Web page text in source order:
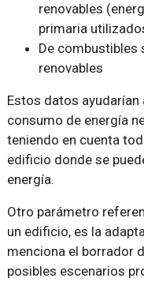
renovables
primaria
De combustibles
renovables
Estos datos
consumo de energía
teniendo en cuenta
edificio donde se
energía.
Otro parámetro
un edificio, es la
menciona el borrador
posibles escenarios